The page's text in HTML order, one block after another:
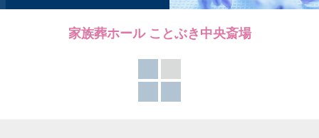
家族葬ホール ことぶき中央斎場